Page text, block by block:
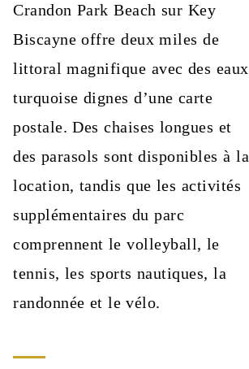
Crandon Park Beach sur Key
Biscayne offre deux miles de
littoral magnifique avec des eaux
turquoise dignes d’une carte
postale. Des chaises longues et
des parasols sont disponibles à la
location, tandis que les activités
supplémentaires du parc
comprennent le volleyball, le
tennis, les sports nautiques, la
randonnée et le vélo.